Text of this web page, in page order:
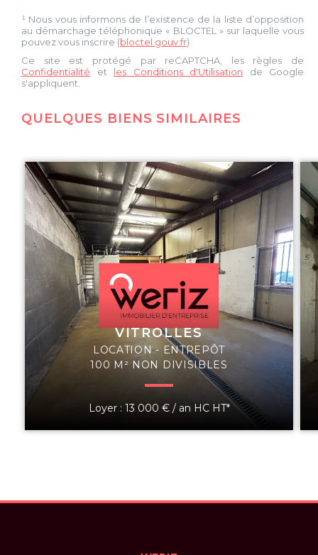
¹ Nous vous informons de l’existence de la liste d’opposition
au démarchage téléphonique « BLOCTEL » sur laquelle vous
pouvez vous inscrire (bloctel.gouv.fr).
Ce site est protégé par reCAPTCHA, les règles de
Confidentialité et les Conditions d'Utilisation de Google
s'appliquent.
QUELQUES BIENS SIMILAIRES
VITROLLES
LOCATION - ENTREPÔT
100 M² NON DIVISIBLES
Loyer : 13 000 € / an HC HT*